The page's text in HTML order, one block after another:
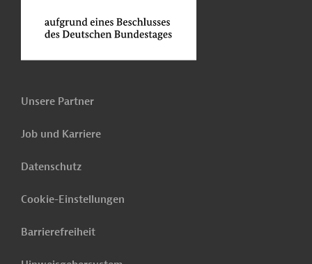
Unsere Partner
Job und Karriere
Datenschutz
Cookie-Einstellungen
Barrierefreiheit